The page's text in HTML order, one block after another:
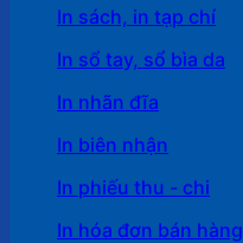
In sách, in tạp chí
In sổ tay, sổ bìa da
In nhãn đĩa
In biên nhận
In phiếu thu - chi
In hóa đơn bán hàng